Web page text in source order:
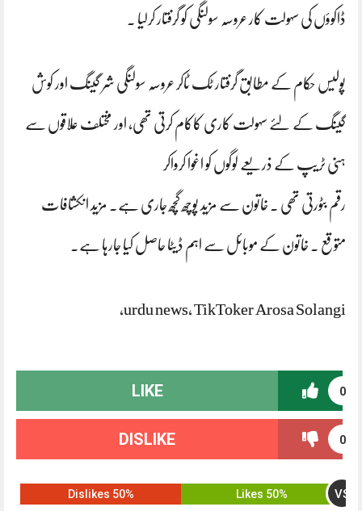
ڈاکوؤں کی سہولت کار عروسہ سولنگی کو گرفتار کرلیا ۔
پولیس حکام کے مطابق گرفتار ٹک ٹاکر عروسہ سولنگی شر گینگ اور کوش
گینگ کے لئے سہولت کاری کاکام کرتی تھی، اور مختلف علاقوں سے
ہنی ٹریپ کے ذریعے لوگوں کو اغوا کرواکر
رقم بٹورتی تھی ۔ خاتون سے مزید پوچھ گچھ جاری ہے۔ مزید انکشافات
متوقع ۔ خاتون کے موبائل سے اہم ڈیٹا حاصل کیا جارہا ہے۔
urdu news, TikToker Arosa Solangi,
0
LIKE
0
DISLIKE
50% Likes VS
50% Dislikes